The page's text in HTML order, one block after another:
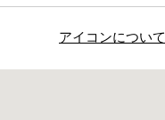
アイコンについて